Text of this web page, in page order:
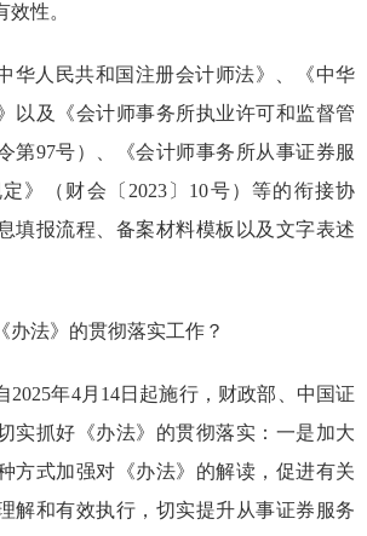
效性。
华人民共和国注册会计师法》、《中华
以及
《会计师事务所执业许可和监督管
第97号）
、
《会计师事务所从事证券服
》（财会〔2023〕10号）等的衔接协
填报流程、备案材料模板以及文字表述
办法》 的贯彻落实工作？
2025年4月 14日起施行，财政部、中国证
实抓好 《办法》 的贯彻落实： 一是加大
方式加强对 《办法》 的解读，促进有关
解和有效执行 ，切实提升从事证券服务